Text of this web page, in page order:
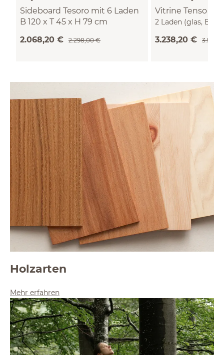
Sideboard Tesoro mit 6 Laden
B 120 x T 45 x H 79 cm
2.068,20 € 2.298,00 €
Vitrine Tenso 2-
2 Laden (glas,
3.238,20 €
Holzarten
Mehr erfahren